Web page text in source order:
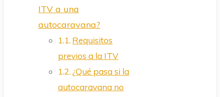
ITV a una
autocaravana?
Requisitos
previos a la ITV
¿Qué pasa si la
autocaravana no